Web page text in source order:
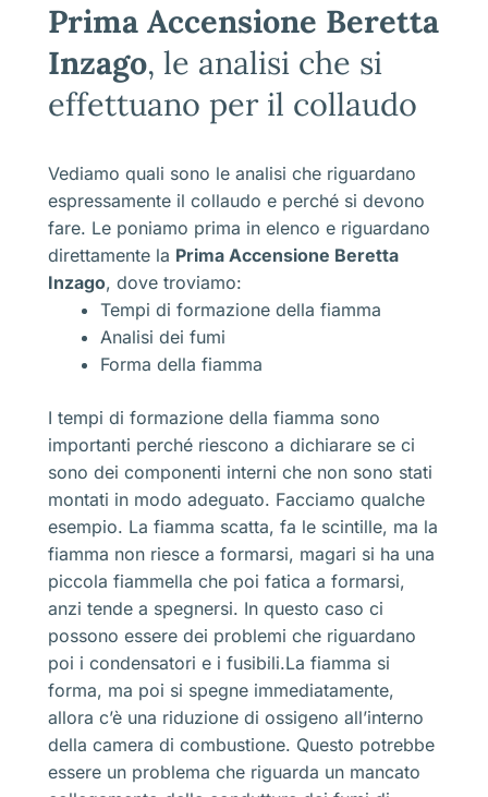
Prima Accensione Beretta
Inzago, le analisi che si
effettuano per il collaudo
Vediamo quali sono le analisi che riguardano
espressamente il collaudo e perché si devono
fare. Le poniamo prima in elenco e riguardano
direttamente la Prima Accensione Beretta
Inzago, dove troviamo:
Tempi di formazione della fiamma
Analisi dei fumi
Forma della fiamma
I tempi di formazione della fiamma sono
importanti perché riescono a dichiarare se ci
sono dei componenti interni che non sono stati
montati in modo adeguato. Facciamo qualche
esempio. La fiamma scatta, fa le scintille, ma la
fiamma non riesce a formarsi, magari si ha una
piccola fiammella che poi fatica a formarsi,
anzi tende a spegnersi. In questo caso ci
possono essere dei problemi che riguardano
poi i condensatori e i fusibili.La fiamma si
forma, ma poi si spegne immediatamente,
allora c’è una riduzione di ossigeno all’interno
della camera di combustione. Questo potrebbe
essere un problema che riguarda un mancato